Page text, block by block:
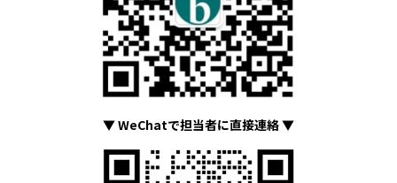
▼ WeChatで担当者に直接連絡 ▼